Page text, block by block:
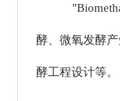
酵、微氧发酵
酵工程设计等。